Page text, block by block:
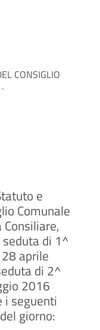
CONSIGLIO
e
Comunale
di 1^
aprile
di 2^
2016
seguenti
giorno: